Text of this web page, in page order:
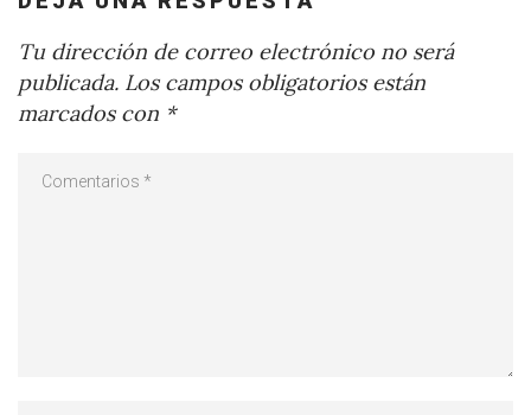
Tu dirección de correo electrónico no será
publicada. Los campos obligatorios están
marcados con *